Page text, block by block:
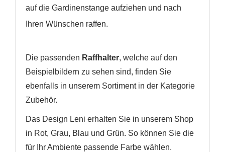
auf die Gardinenstange aufziehen und nach
Ihren Wünschen raffen.
Die passenden Raffhalter, welche auf den
Beispielbildern zu sehen sind, finden Sie
ebenfalls in unserem Sortiment in der Kategorie
Zubehör.
Das Design Leni erhalten Sie in unserem Shop
in Rot, Grau, Blau und Grün. So können Sie die
für Ihr Ambiente passende Farbe wählen.
AUF MEINE WUNSCHLISTE
Name der Wunschliste
Wunschliste
Sie müssen angemeldet sein, um Artikel Ihrer
Anmelden